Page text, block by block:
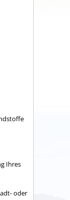
Ihres
oder